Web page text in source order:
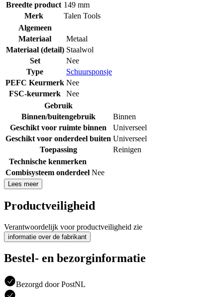
Breedte product 149 mm
Merk
Talen Tools
Algemeen
Materiaal
Metaal
Materiaal (detail) Staalwol
Set
Nee
Type
Schuursponsje
PEFC Keurmerk Nee
FSC-keurmerk
Nee
Gebruik
Binnen/buitengebruik
Binnen
Geschikt voor ruimte binnen
Universeel
Geschikt voor onderdeel buiten Universeel
Toepassing
Reinigen
Technische kenmerken
Combisysteem onderdeel Nee
Lees meer
Productveiligheid
Verantwoordelijk voor productveiligheid zie
informatie over de fabrikant
Bestel- en bezorginformatie
Bezorgd door PostNL